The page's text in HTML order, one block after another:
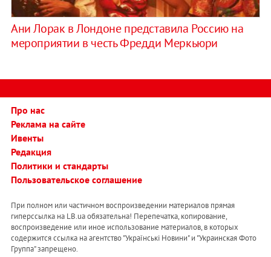
Ани Лорак в Лондоне представила Россию на
мероприятии в честь Фредди Меркьюри
Про нас
Реклама на сайте
Ивенты
Редакция
Политики и стандарты
Пользовательское соглашение
При полном или частичном воспроизведении материалов прямая
гиперссылка на LB.ua обязательна! Перепечатка, копирование,
воспроизведение или иное использование материалов, в которых
содержится ссылка на агентство "Українськi Новини" и "Украинская Фото
Группа" запрещено.